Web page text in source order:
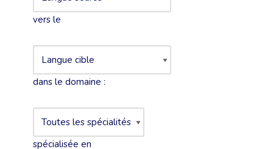
vers le
dans le domaine :
spécialisée en